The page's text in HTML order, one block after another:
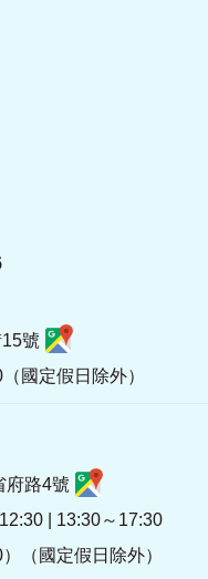
號
國定假日除外）
府路4號
| 13:30～17:30
（國定假日除外）